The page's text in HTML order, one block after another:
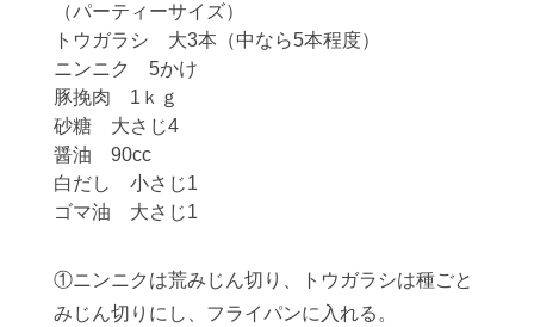
（パーティーサイズ）
トウガラシ 大3本（中なら5本程度）
ニンニク 5かけ
豚挽肉 1ｋｇ
砂糖 大さじ4
醤油 90cc
白だし 小さじ1
ゴマ油 大さじ1
①ニンニクは荒みじん切り、トウガラシは種ごと
みじん切りにし、フライパンに入れる。